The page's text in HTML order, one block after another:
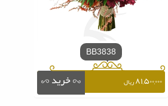
BB3838
۸۱,۵۰۰,۰۰۰ریال